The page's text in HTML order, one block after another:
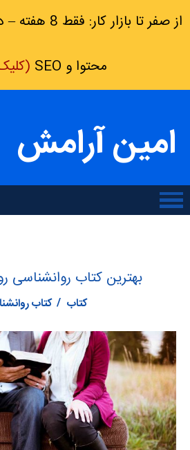
از صفر تا
محتوا و SEO
امین آرامش
بهترین کتاب روانشناسی
کتاب کتاب